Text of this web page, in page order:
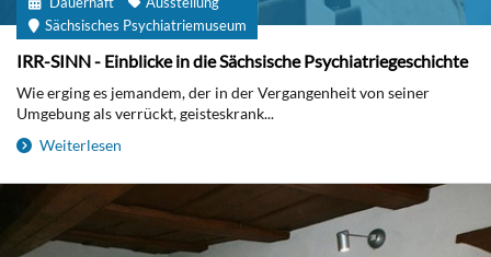
Sächsisches Psychiatriemuseum
IRR-SINN - Einblicke in die Sächsische Psychiatriegeschichte
Wie erging es jemandem, der in der Vergangenheit von seiner
Umgebung als verrückt, geisteskrank...
Weiterlesen